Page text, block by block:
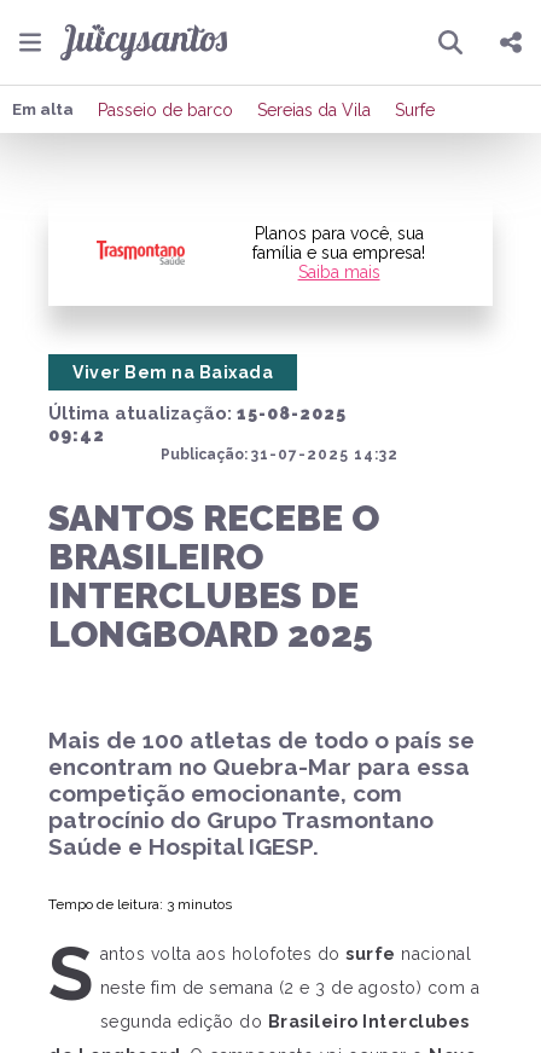
Pesquisar
Compartilhar
Publicar no Facebook
Em alta Passeio de barco Sereias da Vila Surfe
Planos para você, sua
família e sua empresa!
Saiba mais
Última atualização: 15-08-2025
09:42
Publicação: 31-07-2025 14:32
Viver Bem na Baixada
SANTOS RECEBE O
BRASILEIRO
INTERCLUBES DE
LONGBOARD 2025
Mais de 100 atletas de todo o país se
encontram no Quebra-Mar para essa
competição emocionante, com
patrocínio do Grupo Trasmontano
Saúde e Hospital IGESP.
Tempo de leitura: 3 minutos
S antos volta aos holofotes do surfe nacional
neste fim de semana (2 e 3 de agosto) com a
segunda edição do Brasileiro Interclubes